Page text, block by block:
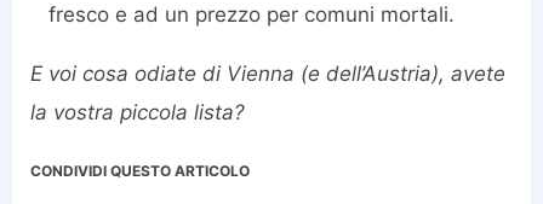
fresco e ad un prezzo per comuni mortali.
E voi cosa odiate di Vienna (e dell’Austria), avete
la vostra piccola lista?
CONDIVIDI QUESTO ARTICOLO